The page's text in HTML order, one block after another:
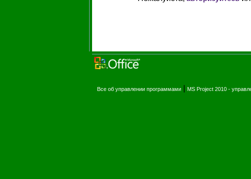
Все об управлении программами MS Project 2010 -